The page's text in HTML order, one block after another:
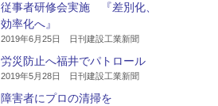
従事者研修会実施 『差別化、
効率化へ』
2019年6月25日 日刊建設工業新聞
労災防止へ福井でパトロール
2019年5月28日 日刊建設工業新聞
障害者にプロの清掃を